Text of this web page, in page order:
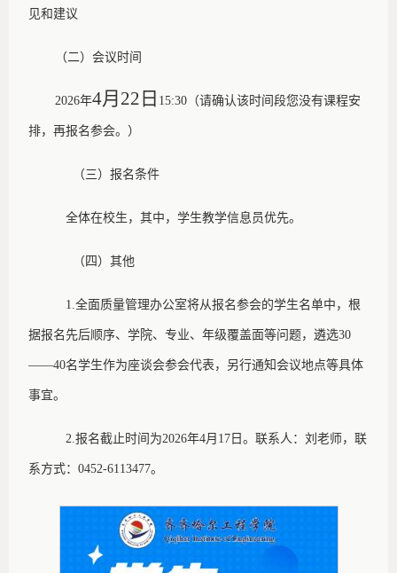
见和建议
（二）会议时间
2026年4月22日 15:30（请确认该时间段您没有课程安
排，再报名参会。 ）
（三）报名条件
全体在校生，其中，学生教学信息员优先。
（四）其他
1.全面质量管理办公室将从报名参会的学生名单中，根
据报名先后顺序、学院、专业、年级覆盖面等问题，遴选30
——40名学生作为座谈会参会代表， 另行通知会议地点等具体
事宜。
2.报名截止时间为2026年4月17日。联系人：刘老师，联
系方式：0452-6113477。